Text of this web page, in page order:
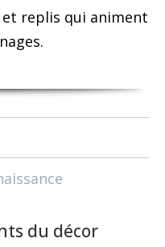
replis qui animent
du décor